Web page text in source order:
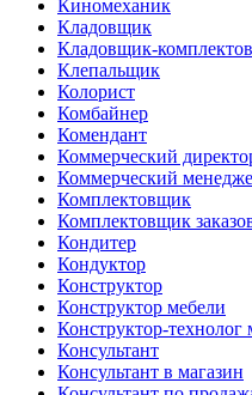
Киномеханик
Кладовщик
Кладовщик-
Клепальщик
Колорист
Комбайнер
Комендант
Коммерческий
Коммерческий
Комплектовщик
Комплектовщик
Кондитер
Кондуктор
Конструктор
Конструктор мебели
Конструктор-технолог
Консультант
Консультант в магазин